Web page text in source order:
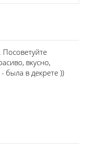
вкусно,
была в декрете ))